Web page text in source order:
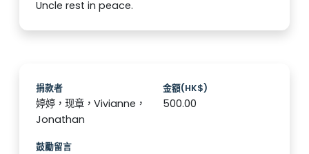
Uncle rest in peace.
捐款者
婷婷，现章，Vivianne，
Jonathan
金額(HK$)
500.00
鼓勵留言